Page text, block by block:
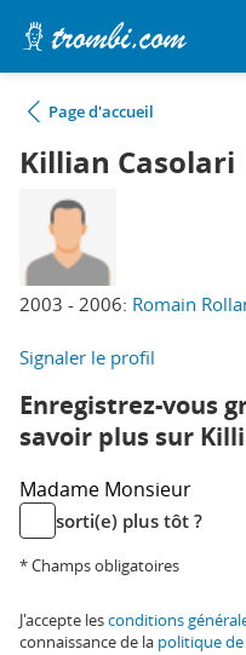
Page d'accueil
Killian Casolari
2003 - 2006: Romain
Signaler le profil
Enregistrez-vous
savoir plus sur
Madame Monsieur
sorti(e) plus tôt ?
* Champs obligatoires
J'accepte lesconditions
connaissance de la politique